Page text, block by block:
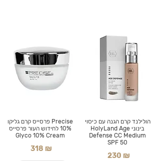
Precise פרסייס קרם גליקו
10% לחידוש העור פרסייס
Glyco 10% Cream
318 ₪
הולילנד קרם הגנה עם כיסוי
בינוני HolyLand Age
Defense CC Medium
SPF 50
230 ₪